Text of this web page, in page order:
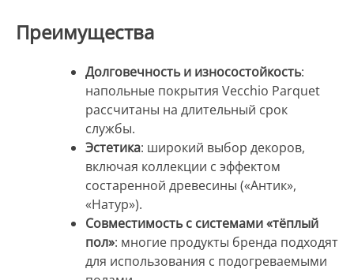
Преимущества
Долговечность и износостойкость:
напольные покрытия Vecchio Parquet
рассчитаны на длительный срок
службы.
Эстетика: широкий выбор декоров,
включая коллекции с эффектом
состаренной древесины («Антик»,
«Натур»).
Совместимость с системами «тёплый
пол»: многие продукты бренда подходят
для использования с подогреваемыми